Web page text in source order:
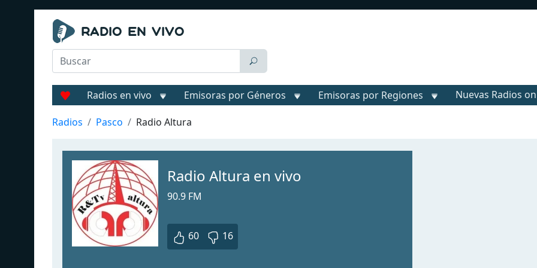
Radios en vivo Emisoras por Géneros Emisoras por Regiones Nuevas Radios
Radios Pasco Radio Altura
Radio Altura en vivo
90.9 FM
60 16